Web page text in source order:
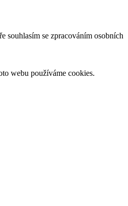
souhlasím se zpracováním osobních
webu používáme cookies.